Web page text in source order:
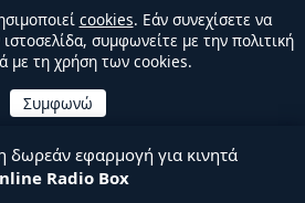
cookies. Εάν συνεχίσετε να
συμφωνείτε με την πολιτική
με τη χρήση των cookies.
δωρεάν εφαρμογή για κινητά
Radio Box